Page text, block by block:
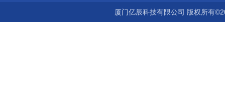
厦门亿辰科技有限公司 版权所有